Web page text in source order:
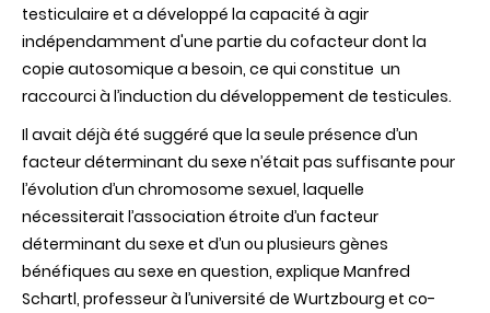
testiculaire et a développé la capacité à agir
indépendamment d'une partie du cofacteur dont la
copie autosomique a besoin, ce qui constitue un
raccourci à l’induction du développement de testicules.
Il avait déjà été suggéré que la seule présence d’un
facteur déterminant du sexe n’était pas suffisante pour
l’évolution d’un chromosome sexuel, laquelle
nécessiterait l’association étroite d’un facteur
déterminant du sexe et d’un ou plusieurs gènes
bénéfiques au sexe en question, explique Manfred
Schartl, professeur à l’université de Wurtzbourg et co-